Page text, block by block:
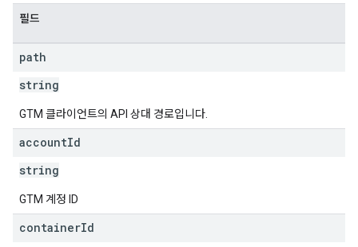
필드
path
string
GTM 클라이언트의 API 상대 경로입니다.
accountId
string
GTM 계정 ID
containerId